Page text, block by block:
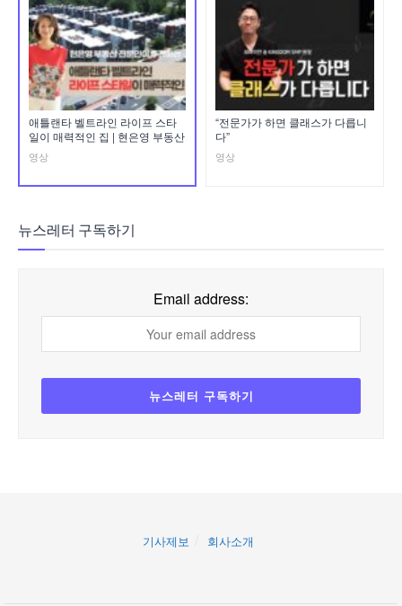
애틀랜타 벨트라인 라이프 스타
일이 매력적인 집 | 현은영 부동산
영상
“전문가가 하면 클래스가 다릅니
다”
영상
뉴스레터 구독하기
Email address:
기사제보 회사소개